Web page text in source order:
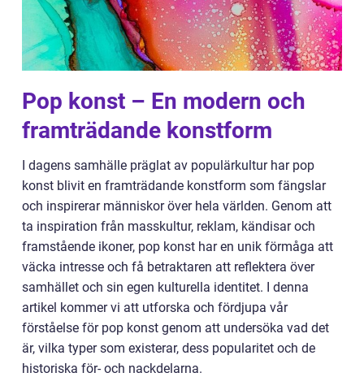
Pop konst – En modern och
framträdande konstform
I dagens samhälle präglat av populärkultur har pop
konst blivit en framträdande konstform som fängslar
och inspirerar människor över hela världen. Genom att
ta inspiration från masskultur, reklam, kändisar och
framstående ikoner, pop konst har en unik förmåga att
väcka intresse och få betraktaren att reflektera över
samhället och sin egen kulturella identitet. I denna
artikel kommer vi att utforska och fördjupa vår
förståelse för pop konst genom att undersöka vad det
är, vilka typer som existerar, dess popularitet och de
historiska för- och nackdelarna.